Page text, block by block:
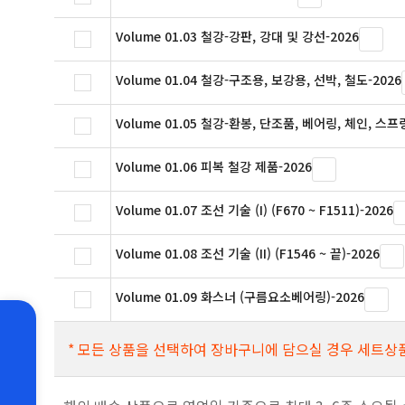
Volume 01.03 철강-강판, 강대 및 강선-2026
Volume 01.04 철강-구조용, 보강용, 선박, 철도-2026
Volume 01.05 철강-환봉, 단조품, 베어링, 체인, 스프
Volume 01.06 피복 철강 제품-2026
Volume 01.07 조선 기술 (I) (F670 ~ F1511)-2026
Volume 01.08 조선 기술 (II) (F1546 ~ 끝)-2026
Volume 01.09 화스너 (구름요소베어링)-2026
* 모든 상품을 선택하여 장바구니에 담으실 경우 세트상